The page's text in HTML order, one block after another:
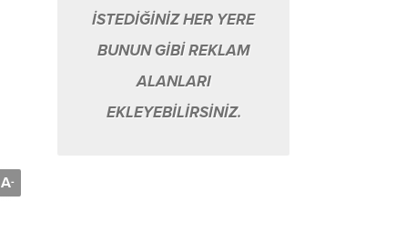
A-
İSTEDİĞİNİZ HER YERE
BUNUN GİBİ REKLAM
ALANLARI
EKLEYEBİLİRSİNİZ.